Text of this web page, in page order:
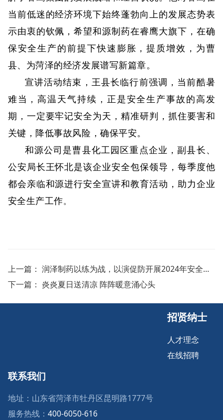
当前低迷的经济环境下始终蓬勃向上的发展态势表
示由衷的钦佩，希望和源制药在睿鹰大旗下，在确
保安全生产的前提下快速膨胀，提质增效，为曹
县、为菏泽的经济发展谱写新篇章。
宣讲活动结束，王县长临行前强调，当前酷暑
难当，高温天气持续，正是安全生产事故的高发
期，一定要牢记安全为天，精准研判，抓住要害和
关键，降低事故风险，确保平安。
和源公司是曹县化工园区重点企业，副县长、
公安局长王怀北是该企业安全包保领导，每季度他
都会亲临和源进行安全宣讲和教育活动，助力企业
安全生产工作。
上一篇： 润泽制药以练为战，以演促防开展2024年安全生产月活动
下一篇： 炎炎夏日送清凉 阵阵暖意涌心头
招贤纳士
人才理念
在线招聘
联系我们
地址：山东省菏泽市牡丹区昆明路1777号
服务热线： 400-6050-616